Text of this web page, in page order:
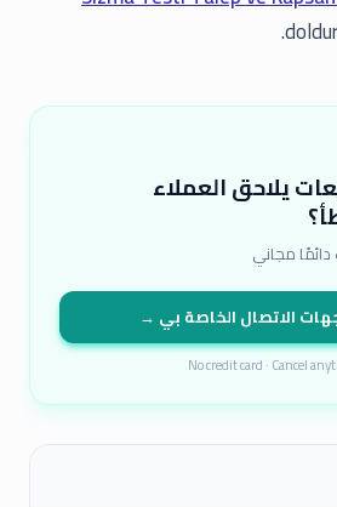
يلاحق العملاء
الاتصال الخاصة بي →
No credit card · Cancel